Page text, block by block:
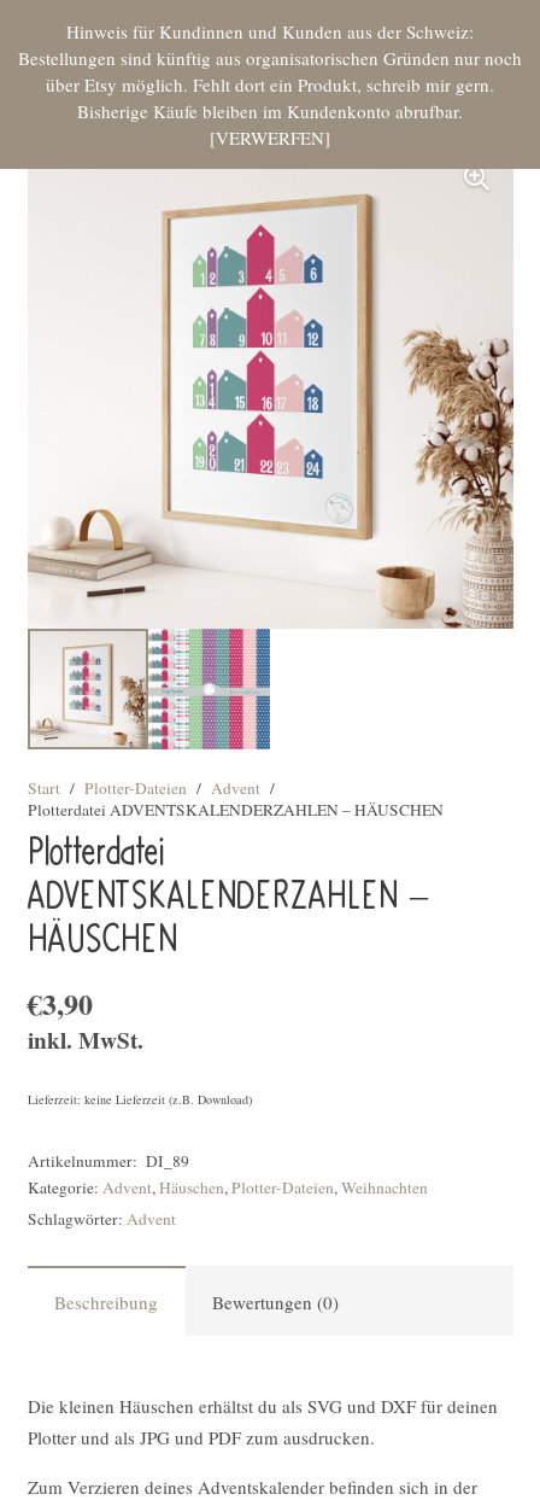
Hinweis für Kundinnen und Kunden aus der Schweiz:
Bestellungen sind künftig aus organisatorischen Gründen nur noch
über Etsy möglich. Fehlt dort ein Produkt, schreib mir gern.
Bisherige Käufe bleiben im Kundenkonto abrufbar.
VERWERFEN
Start / Plotter-Dateien / Advent /
Plotterdatei ADVENTSKALENDERZAHLEN – HÄUSCHEN
Plotterdatei
ADVENTSKALENDERZAHLEN –
HÄUSCHEN
€3,90
inkl. MwSt.
Lieferzeit: keine Lieferzeit (z.B. Download)
Artikelnummer: DI_89
Kategorie: Advent,Häuschen,Plotter-Dateien,Weihnachten
Schlagwörter: Advent
Beschreibung Bewertungen (0)
Die kleinen Häuschen erhältst du als SVG und DXF für deinen
Plotter und als JPG und PDF zum ausdrucken.
Zum Verzieren deines Adventskalender befinden sich in der